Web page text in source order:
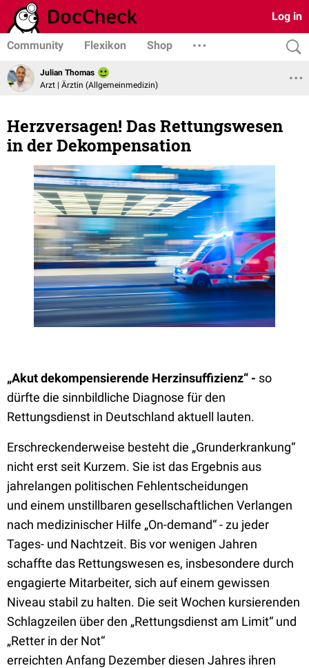
Log in
Community Flexikon Shop
Julian Thomas
Arzt | Ärztin (Allgemeinmedizin)
Herzversagen! Das Rettungswesen
in der Dekompensation
„Akut dekompensierende Herzinsuffizienz“ - so
dürfte die sinnbildliche Diagnose für den
Rettungsdienst in Deutschland aktuell lauten.
Erschreckenderweise besteht die „Grunderkrankung“
nicht erst seit Kurzem. Sie ist das Ergebnis aus
jahrelangen politischen Fehlentscheidungen
und einem unstillbaren gesellschaftlichen Verlangen
nach medizinischer Hilfe „On-demand“ - zu jeder
Tages- und Nachtzeit. Bis vor wenigen Jahren
schaffte das Rettungswesen es, insbesondere durch
engagierte Mitarbeiter, sich auf einem gewissen
Niveau stabil zu halten. Die seit Wochen kursierenden
Schlagzeilen über den „Rettungsdienst am Limit“ und
„Retter in der Not“
erreichten Anfang Dezemberdiesen Jahres ihren